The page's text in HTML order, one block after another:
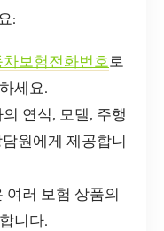
:
보험전화번호로
세요.
연식, 모델, 주행
원에게 제공합니
여러 보험 상품의
니다.